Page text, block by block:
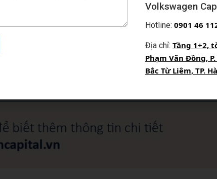
Volkswagen
Hotline: 0901 46
Địa chỉ: Tầng 1+2,
Phạm Văn Đồng,
Bắc Từ Liêm, TP.